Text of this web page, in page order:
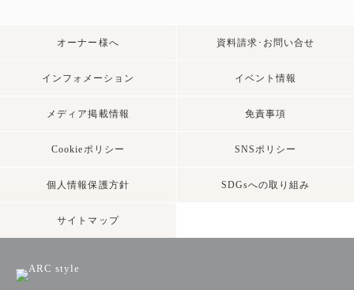
オーナー様へ 資料請求･お問い合せ
インフォメーション イベント情報
メディア掲載情報 免責事項
Cookieポリシー SNSポリシー
個人情報保護方針 SDGsへの取り組み
サイトマップ